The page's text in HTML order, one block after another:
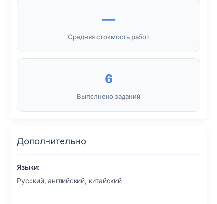
—
Средняя стоимость работ
6
Выполнено заданий
Дополнительно
Языки:
Русский, английский, китайский